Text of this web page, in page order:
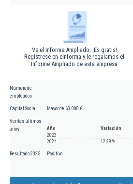
Ve el Informe Ampliado. ¡Es gratis!
Regístrese en eInforma y le regalamos el
Informe Ampliado de esta empresa
Número de
empleados
Capital Social Mayor de 60.000 €
Ventas últimos
años
Año
Variación
2023
2024
12,29 %
Resultado 2025 Positivo